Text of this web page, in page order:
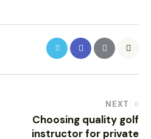
NEXT
Choosing quality golf
instructor for private